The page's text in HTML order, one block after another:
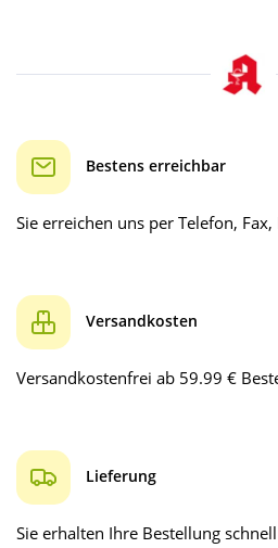
Bestens erreichbar
Sie erreichen uns per Telefon,
Versandkosten
Versandkostenfrei ab 59.99 €
Lieferung
Sie erhalten Ihre Bestellung